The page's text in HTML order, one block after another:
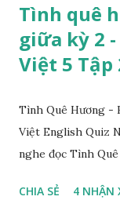
Tình quê
giữa kỳ 2 -
Việt 5 Tập
Tình Quê Hương -
Việt English Quiz
nghe đọc Tình Quê
CHIA SẺ 4 NHẬN